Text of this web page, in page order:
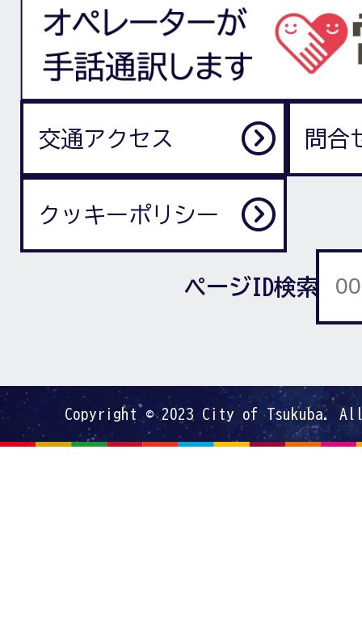
交通アクセス 問合
クッキーポリシー
ページID検索
Copyright © 2023 City of Tsukuba.